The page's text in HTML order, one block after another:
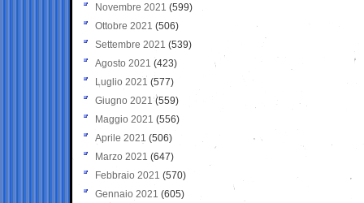
Novembre 2021 (599)
Ottobre 2021 (506)
Settembre 2021 (539)
Agosto 2021 (423)
Luglio 2021 (577)
Giugno 2021(559)
Maggio 2021 (556)
Aprile 2021 (506)
Marzo 2021 (647)
Febbraio 2021 (570)
Gennaio 2021 (605)